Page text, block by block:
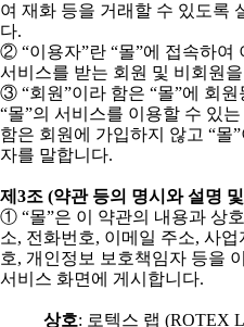
여 재화 등을 거래할 수 있도록
다.
② “이용자”란 “몰”에 접속하여
서비스를 받는 회원 및 비회원
③ “회원”이라 함은 “몰”에 회원
“몰”의 서비스를 이용할 수 있
함은 회원에 가입하지 않고 “몰”
자를 말합니다.
제 3조 (약관 등의 명시와 설명
① “몰”은 이 약관의 내용과 상호
소, 전화번호, 이메일 주소, 사업
호, 개인정보 보호책임자 등을
서비스 화면에 게시합니다.
상호: 로텍스 랩 (ROTEX